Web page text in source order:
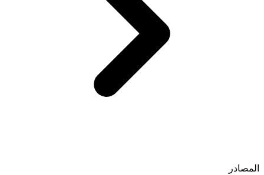
المصادر